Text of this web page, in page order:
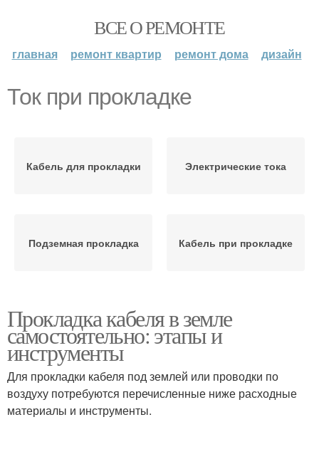
ВСЕ О РЕМОНТЕ
главная ремонт квартир ремонт дома дизайн
Ток при прокладке
Кабель для прокладки Электрические тока
Подземная прокладка Кабель при прокладке
Прокладка кабеля в земле
самостоятельно: этапы и
инструменты
Для прокладки кабеля под землей или проводки по
воздуху потребуются перечисленные ниже расходные
материалы и инструменты.